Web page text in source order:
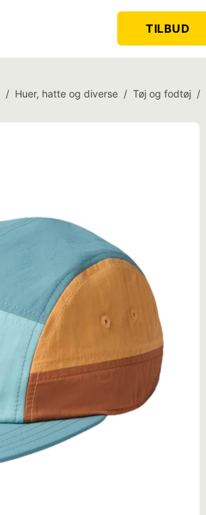
TILBUD
/ Huer, hatte og diverse / Tøj og fodtøj /